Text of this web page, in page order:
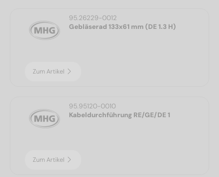
95.26229-0012
Gebläserad 133x61 mm (DE 1.3 H)
Zum Artikel
95.95120-0010
Kabeldurchführung RE/GE/DE 1
Zum Artikel